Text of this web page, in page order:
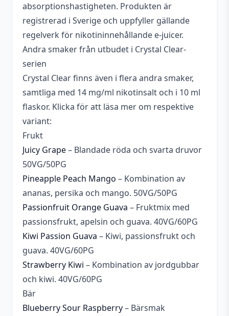
absorptionshastigheten. Produkten är
registrerad i Sverige och uppfyller gällande
regelverk för nikotininnehållande e-juicer.
Andra smaker från utbudet i Crystal Clear-
serien
Crystal Clear finns även i flera andra smaker,
samtliga med 14 mg/ml nikotinsalt och i 10 ml
flaskor. Klicka för att läsa mer om respektive
variant:
Frukt
Juicy Grape– Blandade röda och svarta druvor
50VG/50PG
Pineapple Peach Mango – Kombination av
ananas, persika och mango. 50VG/50PG
Passionfruit Orange Guava – Fruktmix med
passionsfrukt, apelsin och guava. 40VG/60PG
Kiwi Passion Guava – Kiwi, passionsfrukt och
guava. 40VG/60PG
Strawberry Kiwi – Kombination av jordgubbar
och kiwi. 40VG/60PG
Bär
Blueberry Sour Raspberry– Bärsmak
Typ
Nikotinsalt,Singel
Beskrivande
Bärig,Fruktig, Kylig,Söt
Syrlig
Smakprofil
Kyla